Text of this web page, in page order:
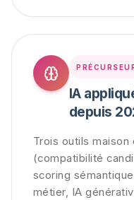
IA
depuis
Trois outils maison
(compatibilité
scoring
métier, IA